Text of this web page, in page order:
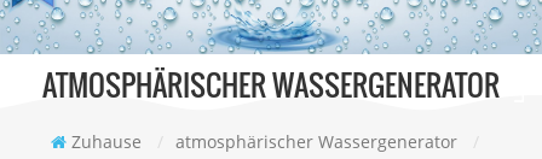
ATMOSPHÄRISCHER WASSERGENERATOR
Zuhause / atmosphärischer Wassergenerator
/